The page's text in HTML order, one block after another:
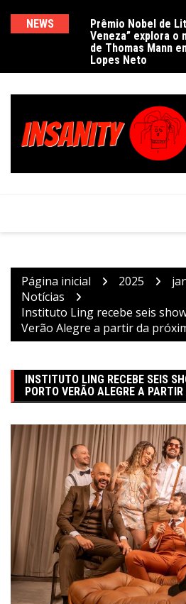
NEWS
Prêmio Nobel de
Veneza” explora o
de Thomas Mann
Lopes Neto
Página inicial 2025
Notícias
Instituto Ling recebe seis
Verão Alegre a partir da
INSTITUTO LING RECEBE SEIS
PORTO VERÃO ALEGRE A